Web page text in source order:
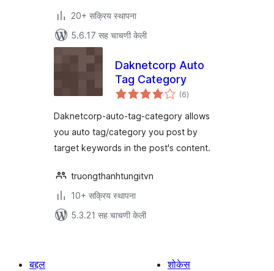
20+ सक्रिय स्थापना
5.6.17 सह चाचणी केली
Daknetcorp Auto
Tag Category
(6एकूण
मूल्यांकन
)
Daknetcorp-auto-tag-category allows
you auto tag/category you post by
target keywords in the post's content.
truongthanhtungitvn
10+ सक्रिय स्थापना
5.3.21 सह चाचणी केली
बद्दल
शोकेस